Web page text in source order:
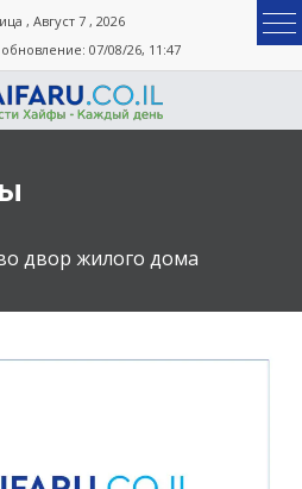
, Август 7 , 2026
07/08/26, 11:47
двор жилого дома